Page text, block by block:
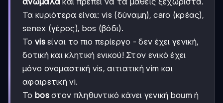
Τα κυριότερα είναι: vis (δύναμη), caro (κρέας),
senex (γέρος), bos (βόδι).
Το visείναι το πιο περίεργο - δεν έχει γενική,
δοτική και κλητική ενικού! Στον ενικό έχει
μόνο ονομαστική vis, αιτιατική vim και
αφαιρετική vi.
Το bosστον πληθυντικό κάνει γενική boum ή